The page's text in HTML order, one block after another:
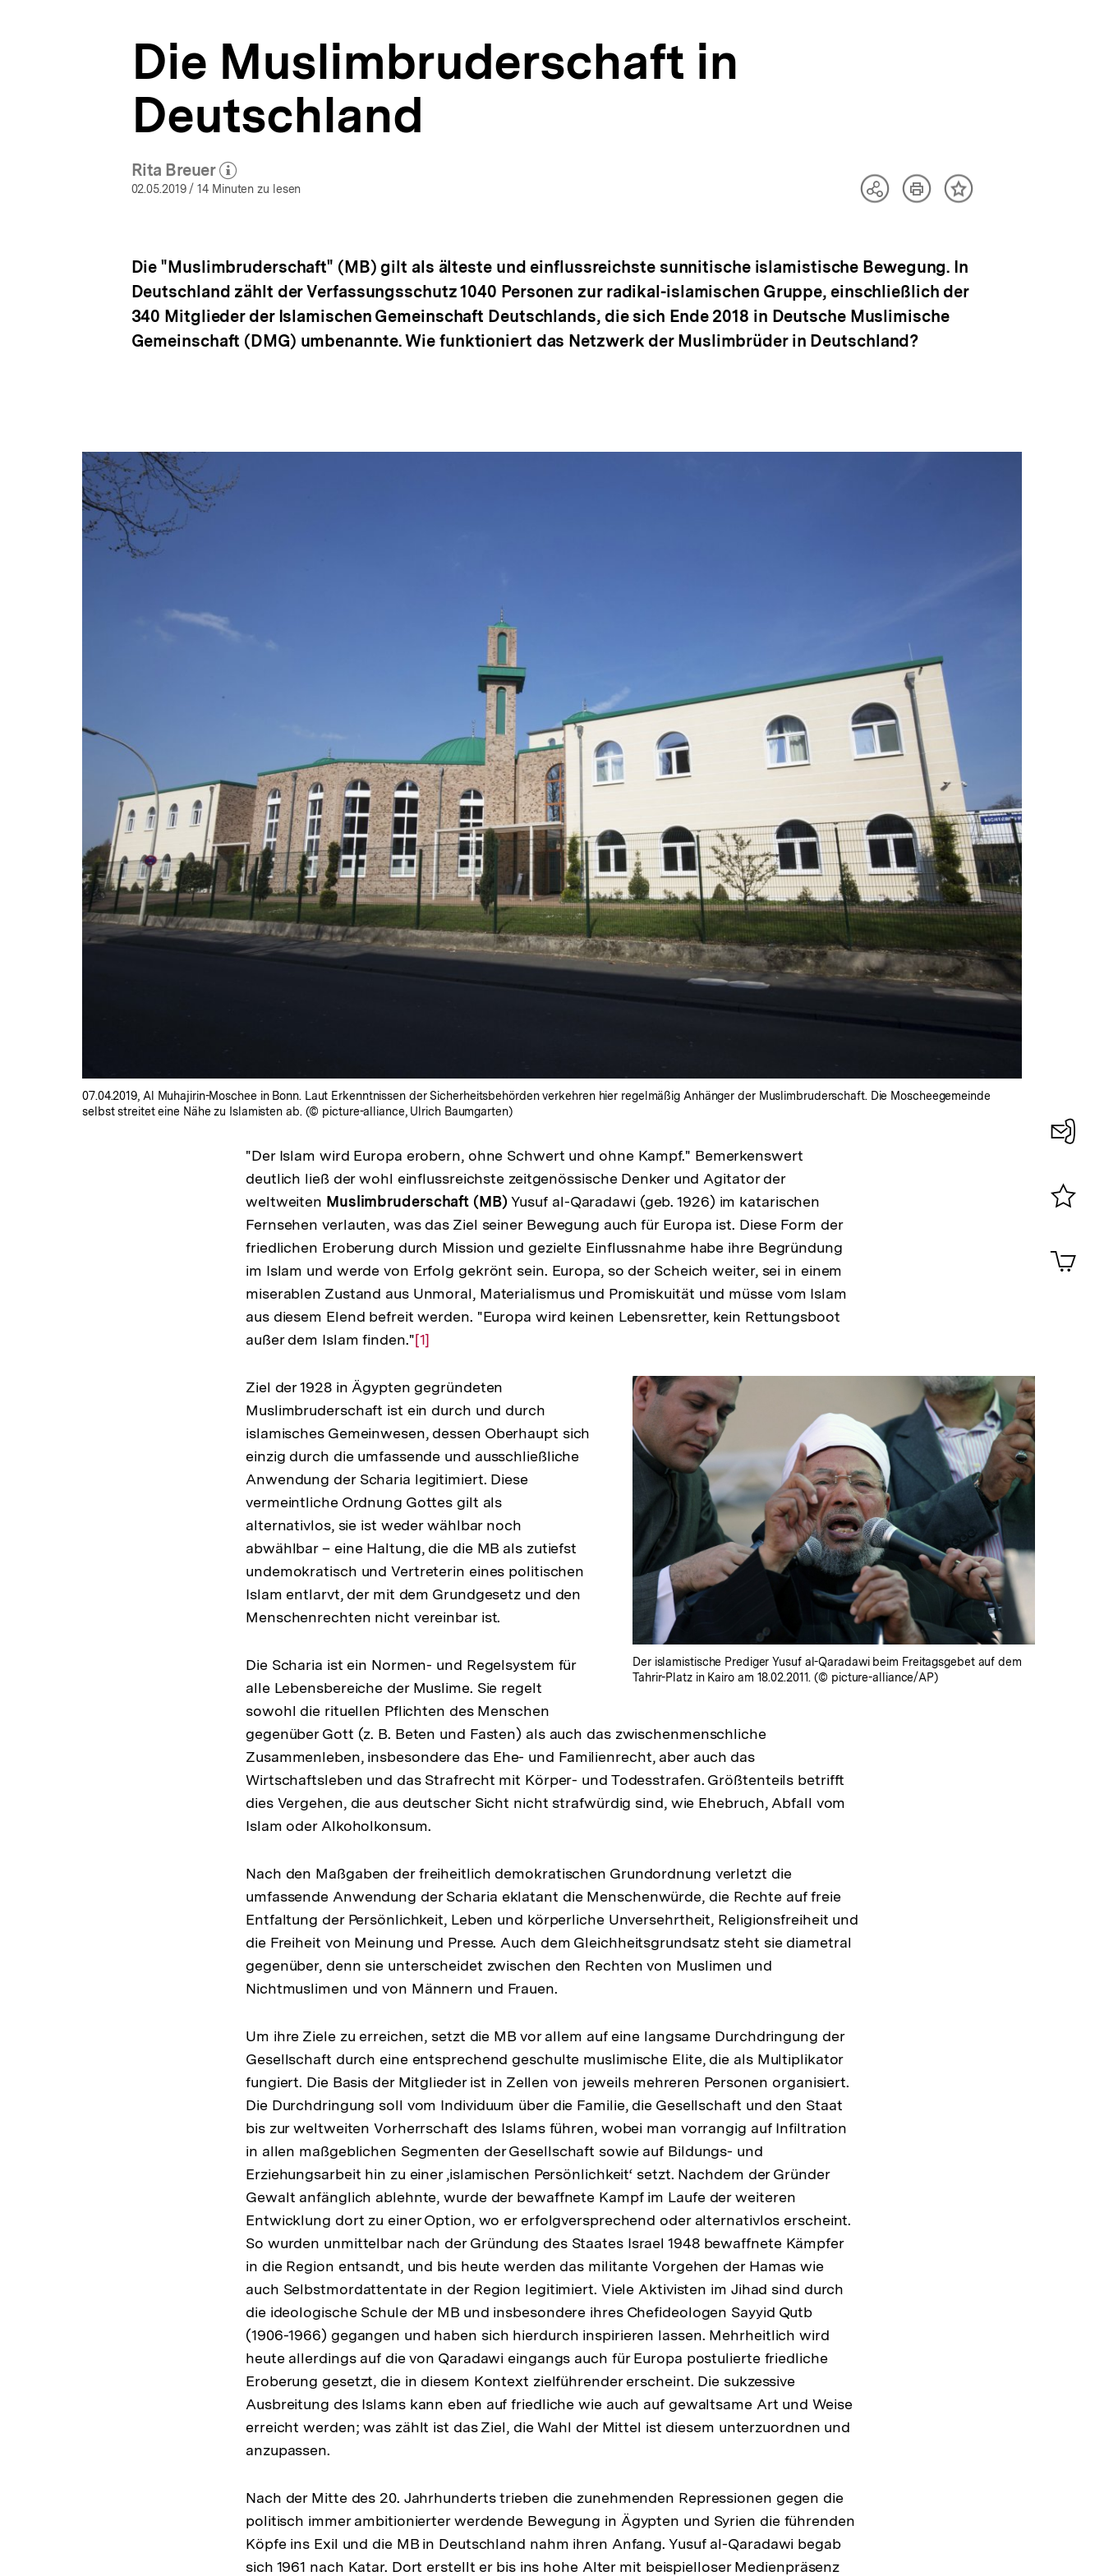
Die Muslimbruderschaft in
Deutschland
Rita Breuer
(Mehr zum Autor)
öffnen
02.05.2019/ 14 Minuten zu lesen
TeilenArtikelInhalt
Die "Muslimbruderschaft" (MB) gilt als älteste und einflussreichste sunnitische islamistische Bewegung. In
Deutschland zählt der Verfassungsschutz 1040 Personen zur radikal-islamischen Gruppe, einschließlich der
340 Mitglieder der Islamischen Gemeinschaft Deutschlands, die sich Ende 2018 in Deutsche Muslimische
Gemeinschaft (DMG) umbenannte. Wie funktioniert das Netzwerk der Muslimbrüder in Deutschland?
07.04.2019, Al Muhajirin-Moschee in Bonn. Laut Erkenntnissen der Sicherheitsbehörden verkehren hier regelmäßig Anhänger der Muslimbruderschaft. Die Moscheegemeinde
selbst streitet eine Nähe zu Islamisten ab. (© picture-alliance, Ulrich Baumgarten)
"Der Islam wird Europa erobern, ohne Schwert und ohne Kampf." Bemerkenswert
deutlich ließ der wohl einflussreichste zeitgenössische Denker und Agitator der
weltweiten Muslimbruderschaft (MB) Yusuf al-Qaradawi (geb. 1926) im katarischen
Fernsehen verlauten, was das Ziel seiner Bewegung auch für Europa ist. Diese Form der
friedlichen Eroberung durch Mission und gezielte Einflussnahme habe ihre Begründung
im Islam und werde von Erfolg gekrönt sein. Europa, so der Scheich weiter, sei in einem
miserablen Zustand aus Unmoral, Materialismus und Promiskuität und müsse vom Islam
aus diesem Elend befreit werden. "Europa wird keinen Lebensretter, kein Rettungsboot
außer dem Islam finden."Zur
der
Fußnote
[1]
In
Lightbox
öffnen
Der islamistische Prediger Yusuf al-Qaradawi beim Freitagsgebet auf dem
Tahrir-Platz in Kairo am 18.02.2011. (© picture-alliance/AP)
Ziel der 1928 in Ägypten gegründeten
Muslimbruderschaft ist ein durch und durch
islamisches Gemeinwesen, dessen Oberhaupt sich
einzig durch die umfassende und ausschließliche
Anwendung der Scharia legitimiert. Diese
vermeintliche Ordnung Gottes gilt als
alternativlos, sie ist weder wählbar noch
abwählbar – eine Haltung, die die MB als zutiefst
undemokratisch und Vertreterin eines politischen
Islam entlarvt, der mit dem Grundgesetz und den
Menschenrechten nicht vereinbar ist.
Die Scharia ist ein Normen- und Regelsystem für
alle Lebensbereiche der Muslime. Sie regelt
sowohl die rituellen Pflichten des Menschen
gegenüber Gott (z. B. Beten und Fasten) als auch das zwischenmenschliche
Zusammenleben, insbesondere das Ehe- und Familienrecht, aber auch das
Wirtschaftsleben und das Strafrecht mit Körper- und Todesstrafen. Größtenteils betrifft
dies Vergehen, die aus deutscher Sicht nicht strafwürdig sind, wie Ehebruch, Abfall vom
Islam oder Alkoholkonsum.
Nach den Maßgaben der freiheitlich demokratischen Grundordnung verletzt die
umfassende Anwendung der Scharia eklatant die Menschenwürde, die Rechte auf freie
Entfaltung der Persönlichkeit, Leben und körperliche Unversehrtheit, Religionsfreiheit und
die Freiheit von Meinung und Presse. Auch dem Gleichheitsgrundsatz steht sie diametral
gegenüber, denn sie unterscheidet zwischen den Rechten von Muslimen und
Nichtmuslimen und von Männern und Frauen.
Um ihre Ziele zu erreichen, setzt die MB vor allem auf eine langsame Durchdringung der
Gesellschaft durch eine entsprechend geschulte muslimische Elite, die als Multiplikator
fungiert. Die Basis der Mitglieder ist in Zellen von jeweils mehreren Personen organisiert.
Die Durchdringung soll vom Individuum über die Familie, die Gesellschaft und den Staat
bis zur weltweiten Vorherrschaft des Islams führen, wobei man vorrangig auf Infiltration
in allen maßgeblichen Segmenten der Gesellschaft sowie auf Bildungs- und
Erziehungsarbeit hin zu einer ‚islamischen Persönlichkeit‘ setzt. Nachdem der Gründer
Gewalt anfänglich ablehnte, wurde der bewaffnete Kampf im Laufe der weiteren
Entwicklung dort zu einer Option, wo er erfolgversprechend oder alternativlos erscheint.
So wurden unmittelbar nach der Gründung des Staates Israel 1948 bewaffnete Kämpfer
in die Region entsandt, und bis heute werden das militante Vorgehen der Hamas wie
auch Selbstmordattentate in der Region legitimiert. Viele Aktivisten im Jihad sind durch
die ideologische Schule der MB und insbesondere ihres Chefideologen Sayyid Qutb
(1906-1966) gegangen und haben sich hierdurch inspirieren lassen. Mehrheitlich wird
heute allerdings auf die von Qaradawi eingangs auch für Europa postulierte friedliche
Eroberung gesetzt, die in diesem Kontext zielführender erscheint. Die sukzessive
Ausbreitung des Islams kann eben auf friedliche wie auch auf gewaltsame Art und Weise
erreicht werden; was zählt ist das Ziel, die Wahl der Mittel ist diesem unterzuordnen und
anzupassen.
Nach der Mitte des 20. Jahrhunderts trieben die zunehmenden Repressionen gegen die
politisch immer ambitionierter werdende Bewegung in Ägypten und Syrien die führenden
Köpfe ins Exil und die MB in Deutschland nahm ihren Anfang. Yusuf al-Qaradawi begab
sich 1961 nach Katar. Dort erstellt er bis ins hohe Alter mit beispielloser Medienpräsenz